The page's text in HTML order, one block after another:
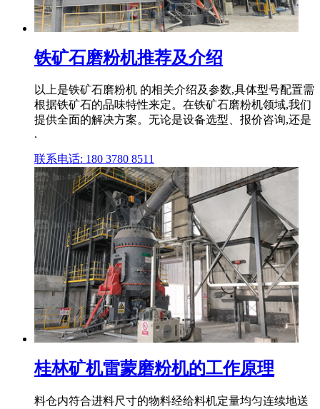
铁矿石磨粉机推荐及介绍
以上是铁矿石磨粉机 的相关介绍及参数,具体型号配置需
根据铁矿石的品味特性来定。在铁矿石磨粉机领域,我们
提供全面的解决方案。无论是设备选型、报价咨询,还是
.
联系电话: 180 3780 8511
桂林矿机雷蒙磨粉机的工作原理
料仓内符合进料尺寸的物料经给料机定量均匀连续地送